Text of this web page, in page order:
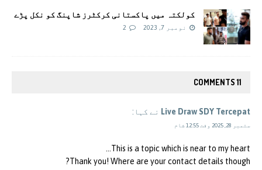
کولکتہ میں پاکستانی کرکٹرز شاپنگ کو نکل پڑے
نومبر 7, 2023 2
11 COMMENTS
Live Draw SDY Tercepat نے کہا:
ستمبر 28, 2025 وقت 12:55 شام
This is a topic which is near to my heart…
Thank you! Where are your contact details though?